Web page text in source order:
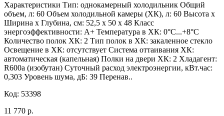
Характеристики Тип: однокамерный холодильник Общий
объем, л: 60 Объем холодильной камеры (ХК), л: 60 Высота х
Ширина х Глубина, см: 52,5 x 50 x 48 Класс
энергоэффективности: A+ Температура в ХК: 0°С...+8°С
Количество полок ХК: 2 Тип полок в ХК: закаленное стекло
Освещение в ХК: отсутствует Система оттаивания ХК:
автоматическая (капельная) Полки на двери ХК: 2 Хладагент:
R600a (изобутан) Суточный расход электроэнергии, кВт.час:
0,303 Уровень шума, дБ: 39 Перенав..
Код: 53398
11 770 р.